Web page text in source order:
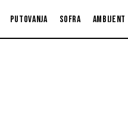
Putovanja Sofra Ambijent